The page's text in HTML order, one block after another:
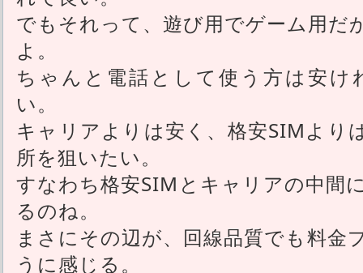
でもそれって、遊び用でゲーム用だ
よ。
ちゃんと電話として使う方は安
い。
キャリアよりは安く、格安SIMより
所を狙いたい。
すなわち格安SIMとキャリアの中間
るのね。
まさにその辺が、回線品質でも料金
うに感じる。